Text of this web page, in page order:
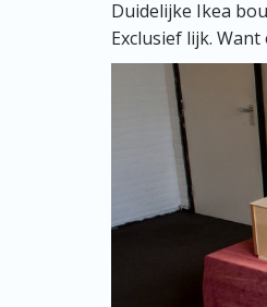
Duidelijke Ikea
Exclusief lijk.